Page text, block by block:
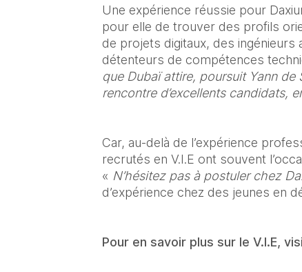
Une expérience réussie pour
pour elle de trouver des profils
de projets digitaux, des
détenteurs de compétences
que Dubaï attire, poursuit Yann de
rencontre d’excellents candidats,
Car, au-delà de l’expérience
recrutés en V.I.E ont souvent
« N’hésitez pas à postuler chez
d’expérience chez des jeunes en
Pour en savoir plus sur le V.I.E,